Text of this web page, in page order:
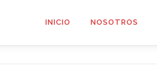
INICIO NOSOTROS